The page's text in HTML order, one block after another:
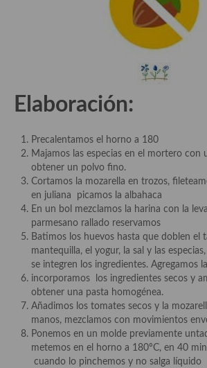
Aves
Carne
Pescado y Marisco
Postres y dulces
Postres con frutas
Quesos, recetas
Salazones y encurtidos
Recetas Especiales
Recetas de Cuaresma
Recetas maridadas con los mejores AOVES
Elaboración:
Precalentamos el horno a 180
Majamos las especias en el mortero con
obtener un polvo fino.
Cortamos la mozarella en trozos,
en juliana picamos la albahaca
En un bol mezclamos la harina con la
parmesano rallado reservamos
Batimos los huevos hasta que doblen el
mantequilla, el yogur, la sal y las
se integren los ingredientes. Agregamos
incorporamos los ingredientes secos y
obtener una pasta homogénea.
Añadimos los tomates secos y la
manos, mezclamos con movimientos
Ponemos en un molde previamente
metemos en el horno a 180ºC, en 40
cuando lo pinchemos y no salga líquido